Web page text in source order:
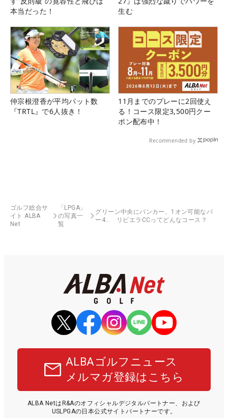
本当だった！
生む
仲宗根澄香が平均パット数
『TRTL』で6人抜き！
11月までのプレーに2回使え
る！コース限定3,500円クー
ポン配布中！
Recommended by
ゴルフ総合サ
イト ALBA
Net
「LPGA」
の写真一
覧
グリーン中央にバンカー、1オン可能なパ
ー4… リビエラCCってどんなコース？
ALBAゴルフニュース
メルマガ登録はこちら
ALBA NetはR&Aのオフィシャルデジタルパートナー、および
USLPGAの日本公式サイトパートナーです。